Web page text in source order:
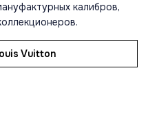
калибров,
Vuitton